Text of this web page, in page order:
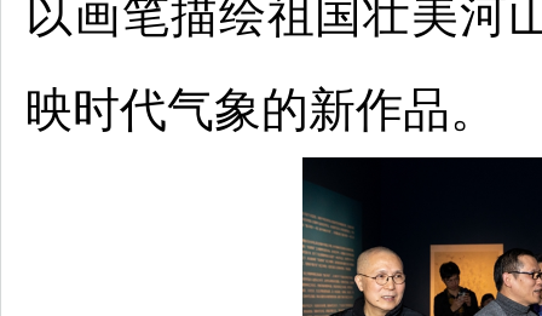
以画笔描绘祖国壮美河
映时代气象的新作品。